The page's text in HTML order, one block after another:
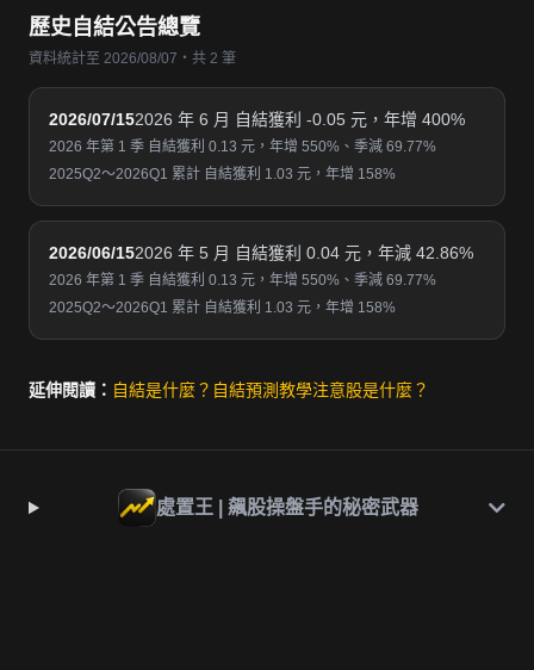
歷史自結公告總覽
資料統計至 2026/08/07・共 2 筆
2026/07/152026 年 6 月 自結獲利 -0.05 元，年增 400%
2026 年第 1 季 自結獲利 0.13 元，年增 550%、季減 69.77%
2025Q2～2026Q1 累計 自結獲利 1.03 元，年增 158%
2026/06/152026 年 5 月 自結獲利 0.04 元，年減 42.86%
2026 年第 1 季 自結獲利 0.13 元，年增 550%、季減 69.77%
2025Q2～2026Q1 累計 自結獲利 1.03 元，年增 158%
延伸閱讀： 自結是什麼？ 自結預測教學注意股是什麼？
處置王 | 飆股操盤手的秘密武器